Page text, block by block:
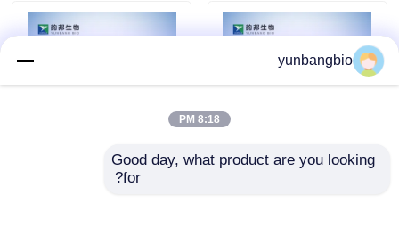
أخبار
المخازن البيولوجية
CHES Buffer CAS 103-
yunbangbio
8:18 PM
Good day, what product are you looking
for?